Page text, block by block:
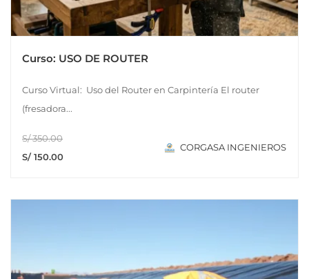
Curso: USO DE ROUTER
Curso Virtual: Uso del Router en Carpintería El router
(fresadora...
S/ 350.00
S/ 150.00
CORGASA INGENIEROS